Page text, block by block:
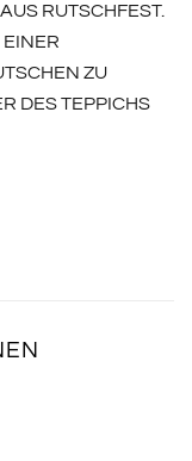
RUTSCHFEST.
ZU
DES TEPPICHS